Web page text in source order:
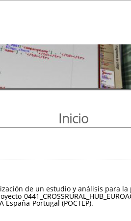
Inicio
de un estudio y análisis para
Portugal (POCTEP).